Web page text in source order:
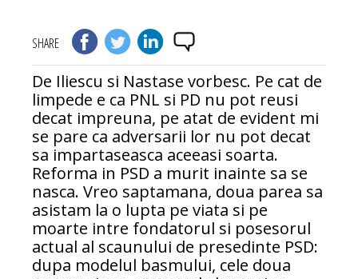
SHARE
De Iliescu si Nastase vorbesc. Pe cat de
limpede e ca PNL si PD nu pot reusi
decat impreuna, pe atat de evident mi
se pare ca adversarii lor nu pot decat
sa impartaseasca aceeasi soarta.
Reforma in PSD a murit inainte sa se
nasca. Vreo saptamana, doua parea sa
asistam la o lupta pe viata si pe
moarte intre fondatorul si posesorul
actual al scaunului de presedinte PSD:
dupa modelul basmului, cele doua